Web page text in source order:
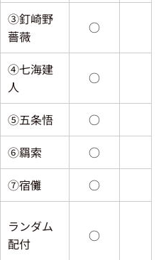
③釘崎野
薔薇
○
④七海建
人
○
⑤五条悟
○
⑥羂索
○
⑦宿儺
○
ランダム
配付
○